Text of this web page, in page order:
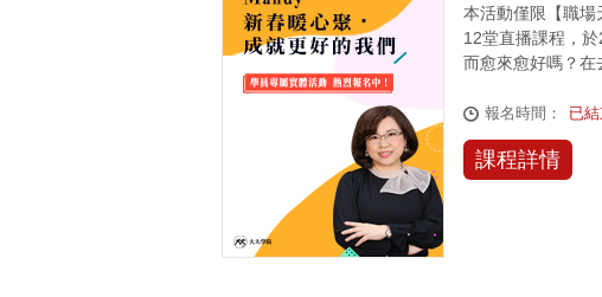
本活動僅限【職場
12堂直播課程，
而愈來愈好嗎？在
報名時間： 已
課程詳情